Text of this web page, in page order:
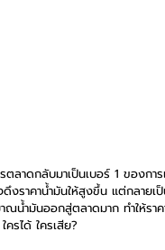
ลาดกลับมาเป็นเบอร์ 1 ของก
งราคาน้ำมันให้สูงขึ้น แต่กลาย
ณน้ำมันออกสู่ตลาดมาก ทำให้ร
รได้ ใครเสีย?